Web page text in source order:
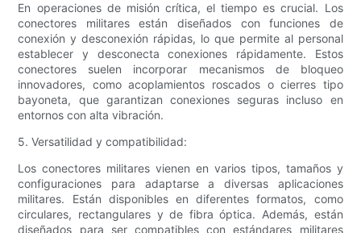
En operaciones de misión crítica, el tiempo es crucial. Los
conectores militares están diseñados con funciones de
conexión y desconexión rápidas, lo que permite al personal
establecer y desconecta conexiones rápidamente. Estos
conectores suelen incorporar mecanismos de bloqueo
innovadores, como acoplamientos roscados o cierres tipo
bayoneta, que garantizan conexiones seguras incluso en
entornos con alta vibración.
5. Versatilidad y compatibilidad:
Los conectores militares vienen en varios tipos, tamaños y
configuraciones para adaptarse a diversas aplicaciones
militares. Están disponibles en diferentes formatos, como
circulares, rectangulares y de fibra óptica. Además, están
diseñados para ser compatibles con estándares militares